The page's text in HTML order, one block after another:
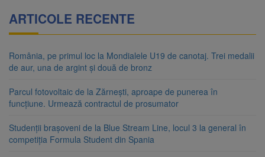
ARTICOLE RECENTE
România, pe primul loc la Mondialele U19 de canotaj. Trei medalii
de aur, una de argint și două de bronz
Parcul fotovoltaic de la Zărnești, aproape de punerea în
funcțiune. Urmează contractul de prosumator
Studenții brașoveni de la Blue Stream Line, locul 3 la general în
competiția Formula Student din Spania